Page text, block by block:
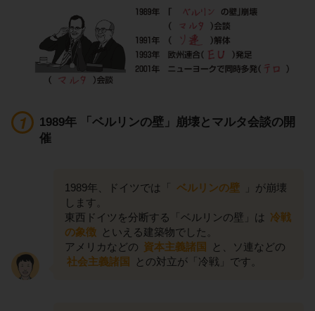
1989年 「ベルリンの壁」崩壊とマルタ会談の開
催
1989年、ドイツでは「 ベルリンの壁
」が崩壊
します。
東西ドイツを分断する「ベルリンの壁」は 冷戦
の象徴 といえる建築物でした。
アメリカなどの 資本主義諸国
と、ソ連などの
社会主義諸国
との対立が「冷戦」です。